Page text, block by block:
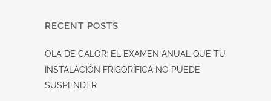
RECENT POSTS
OLA DE CALOR: EL EXAMEN ANUAL QUE TU
INSTALACIÓN FRIGORÍFICA NO PUEDE
SUSPENDER